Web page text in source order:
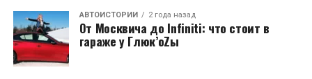
АВТОИСТОРИИ 2 года назад
От Москвича до Infiniti: что стоит в
гараже у Глюк’оZы